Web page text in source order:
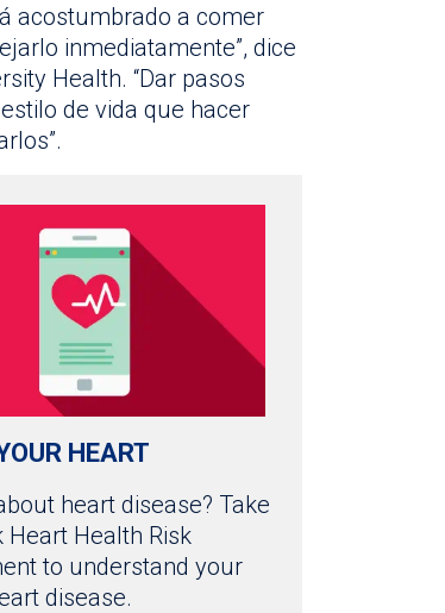
acostumbrado a comer
inmediatamente”, dice
Health. “Dar pasos
de vida que hacer
HEART
heart disease? Take
Heart Health Risk
to understand your
disease.